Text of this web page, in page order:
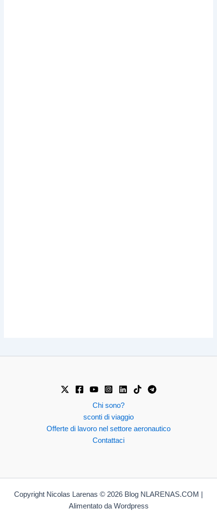
Chi sono?
sconti di viaggio
Offerte di lavoro nel settore aeronautico
Contattaci
Copyright Nicolas Larenas © 2026 Blog NLARENAS.COM |
Alimentato da Wordpress